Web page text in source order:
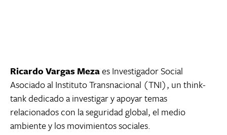
Ricardo Vargas Mezaes Investigador Social
Asociado al Instituto Transnacional (TNI), un think-
tank dedicado a investigar y apoyar temas
relacionados con la seguridad global, el medio
ambiente y los movimientos sociales.